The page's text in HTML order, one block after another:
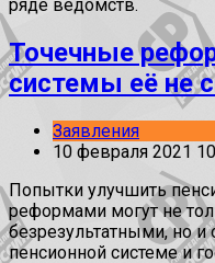
ряде ведомств.
Точечные
системы её не
Заявления
10 февраля 2021
Попытки улучшить
реформами могут не
безрезультатными, но
пенсионной системе и